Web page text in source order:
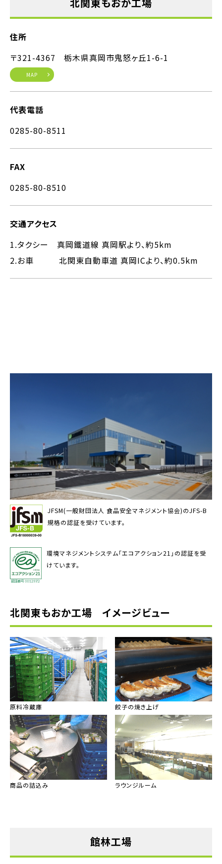
住所
〒321-4367 栃木県真岡市鬼怒ヶ丘1-6-1
MAP
代表電話
0285-80-8511
FAX
0285-80-8510
交通アクセス
1.タクシー 真岡鐵道線 真岡駅より、約5km
2.お車 北関東自動車道 真岡ICより、約0.5km
JFSM(一般財団法人 食品安全マネジメント協会)のJFS-B
規格の認証を受けています。
環境マネジメントシステム「エコアクション21」の認証を受
けています。
北関東もおか工場 イメージビュー
原料冷蔵庫 餃子の焼き上げ
商品の詰込み ラウンジルーム
館林工場